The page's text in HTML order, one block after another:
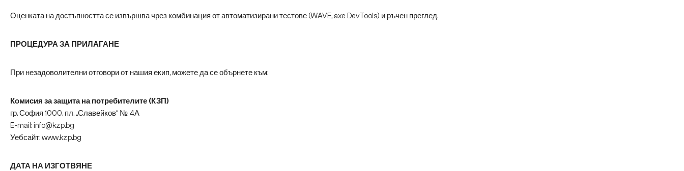
Оценката на достъпността се извършва чрез комбинация от автоматизирани тестове (WAVE, axe DevTools) и ръчен преглед.
ПРОЦЕДУРА ЗА ПРИЛАГАНЕ
При незадоволителни отговори от нашия екип, можете да се обърнете към:
Комисия за защита на потребителите (КЗП)
гр. София 1000, пл. „Славейков“ № 4А
E-mail: info@kzp.bg
Уебсайт: www.kzp.bg
ДАТА НА ИЗГОТВЯНЕ